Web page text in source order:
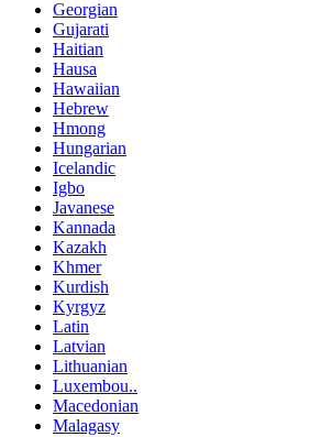
Georgian
Gujarati
Haitian
Hausa
Hawaiian
Hebrew
Hmong
Hungarian
Icelandic
Igbo
Javanese
Kannada
Kazakh
Khmer
Kurdish
Kyrgyz
Latin
Latvian
Lithuanian
Luxembou..
Macedonian
Malagasy